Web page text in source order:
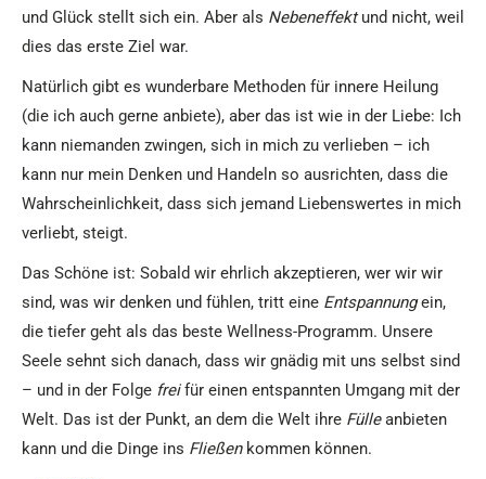
und Glück stellt sich ein. Aber als Nebeneffektund nicht, weil
dies das erste Ziel war.
Natürlich gibt es wunderbare Methoden für innere Heilung
(die ich auch gerne anbiete), aber das ist wie in der Liebe: Ich
kann niemanden zwingen, sich in mich zu verlieben – ich
kann nur mein Denken und Handeln so ausrichten, dass die
Wahrscheinlichkeit, dass sich jemand Liebenswertes in mich
verliebt, steigt.
Das Schöne ist: Sobald wir ehrlich akzeptieren, wer wir wir
sind, was wir denken und fühlen, tritt eine Entspannungein,
die tiefer geht als das beste Wellness-Programm. Unsere
Seele sehnt sich danach, dass wir gnädig mit uns selbst sind
– und in der Folge freifür einen entspannten Umgang mit der
Welt. Das ist der Punkt, an dem die Welt ihre Fülleanbieten
kann und die Dinge ins Fließenkommen können.